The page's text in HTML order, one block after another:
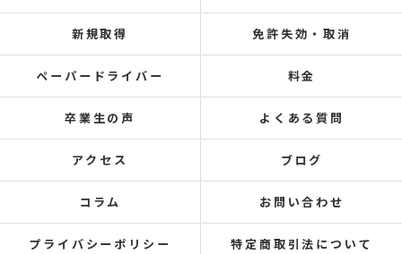
新規取得 免許失効・取消
ペーパードライバー 料金
卒業生の声 よくある質問
アクセス ブログ
コラム お問い合わせ
プライバシーポリシー 特定商取引法について